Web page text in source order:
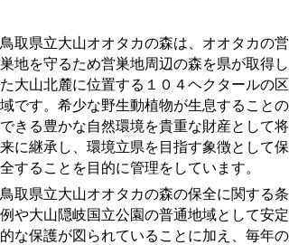
鳥取県立大山オオタカの森は、オオタカの営
巣地を守るため営巣地周辺の森を県が取得し
た大山北麓に位置する１０４ヘクタールの区
域です。希少な野生動植物が生息することの
できる豊かな自然環境を貴重な財産として将
来に継承し、環境立県を目指す象徴として保
全することを目的に管理をしています。
鳥取県立大山オオタカの森の保全に関する条
例や大山隠岐国立公園の普通地域として安定
的な保護が図られていることに加え、毎年の